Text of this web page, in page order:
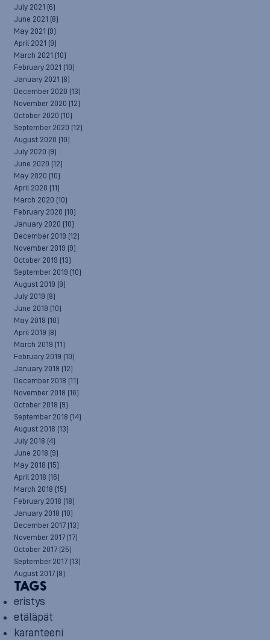
July 2021 (6)
June 2021 (8)
May 2021 (9)
April 2021 (9)
March 2021 (10)
February 2021 (10)
January 2021 (8)
December 2020 (13)
November 2020 (12)
October 2020 (10)
September 2020 (12)
August 2020 (10)
July 2020 (9)
June 2020 (12)
May 2020 (10)
April 2020 (11)
March 2020 (10)
February 2020 (10)
January 2020 (10)
December 2019 (12)
November 2019 (9)
October 2019 (13)
September 2019 (10)
August 2019 (9)
July 2019 (8)
June 2019 (10)
May 2019 (10)
April 2019 (8)
March 2019 (11)
February 2019 (10)
January 2019 (12)
December 2018 (11)
November 2018 (16)
October 2018 (9)
September 2018 (14)
August 2018 (13)
July 2018 (4)
June 2018 (9)
May 2018 (15)
April 2018 (16)
March 2018 (15)
February 2018 (18)
January 2018 (10)
December 2017 (13)
November 2017 (17)
October 2017 (25)
September 2017 (13)
August 2017 (9)
TAGS
eristys
etäläpät
karanteeni